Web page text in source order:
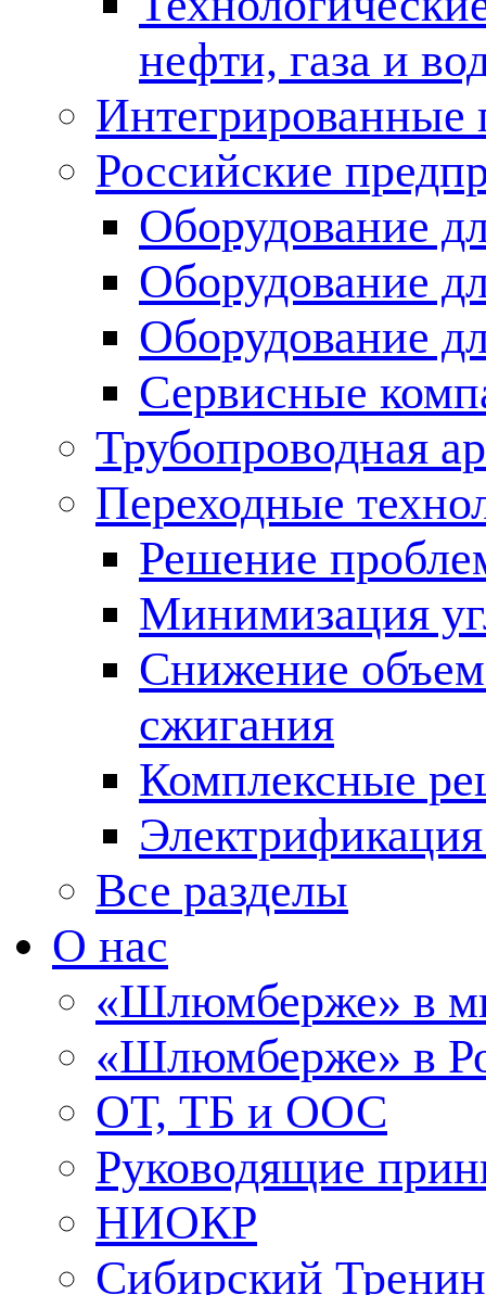
нефти, газа и
Российские
Оборудование
Оборудование
Оборудование
Сервисные
Трубопроводная
Переходные
Решение
Минимизация
Снижение
сжигания
Комплексные
Все разделы
О нас
«Шлюмберже» в
«Шлюмберже» в
ОТ, ТБ и ООС
Руководящие
НИОКР
Сибирский